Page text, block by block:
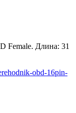
Female. Длина: 31
obd-16pin-